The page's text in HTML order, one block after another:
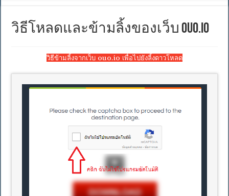
วิธีโหลดและข้ามลิ้งของเว็บ ouo.io
วิธีข้ามลิ้งจากเว็บ ouo.io เพื่อไปยังลิ้งดาวโหลด